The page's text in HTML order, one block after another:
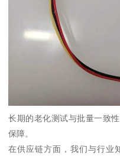
长期的老化测试与批量一致
保障。
在供应链方面，我们与行业